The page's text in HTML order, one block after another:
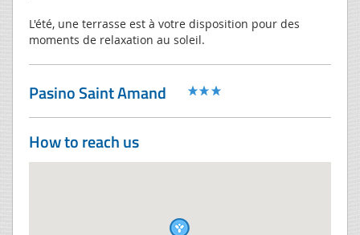
L'été, une terrasse est à votre disposition pour des
moments de relaxation au soleil.
Pasino Saint Amand
How to reach us